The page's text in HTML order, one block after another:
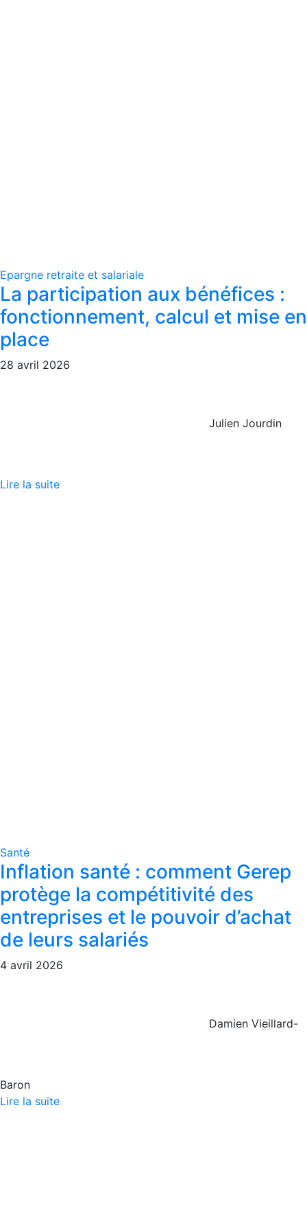
Epargne retraite et salariale
La participation aux bénéfices :
fonctionnement, calcul et mise en
place
28 avril 2026
Julien Jourdin
Lire la suite
Santé
Inflation santé : comment Gerep
protège la compétitivité des
entreprises et le pouvoir d’achat
de leurs salariés
4 avril 2026
Damien Vieillard-
Baron
Lire la suite